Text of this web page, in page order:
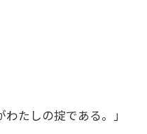
わたしの掟である。｣